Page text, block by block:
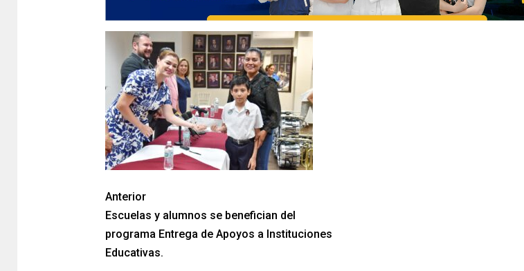
Anterior
Escuelas y alumnos se benefician del
programa Entrega de Apoyos a Instituciones
Educativas.